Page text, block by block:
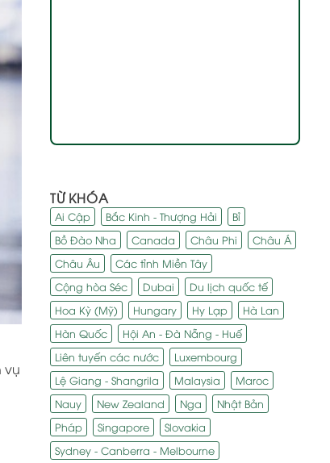
vụ
TỪ KHÓA
Ai Cập Bắc Kinh - Thượng Hải
Bỉ
Bồ Đào Nha
Canada Châu Phi
Châu Á
Châu Âu
Các tỉnh Miền Tây
Cộng hòa Séc
Dubai
Du lịch quốc tế
Hoa Kỳ (Mỹ)
Hungary Hy Lạp
Hà Lan
Hàn Quốc
Hội An - Đà Nẵng - Huế
Liên tuyến các nước
Luxembourg
Lệ Giang - Shangrila
Malaysia
Maroc
Nauy
New Zealand Nga
Nhật Bản
Pháp
Singapore
Slovakia
Sydney - Canberra - Melbourne